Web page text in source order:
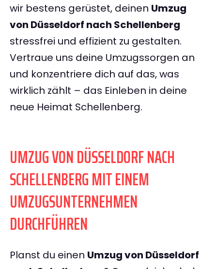
wir bestens gerüstet, deinen Umzug
von Düsseldorf nach Schellenberg
stressfrei und effizient zu gestalten.
Vertraue uns deine Umzugssorgen an
und konzentriere dich auf das, was
wirklich zählt – das Einleben in deine
neue Heimat Schellenberg.
UMZUG VON DÜSSELDORF NACH
SCHELLENBERG MIT EINEM
UMZUGSUNTERNEHMEN
DURCHFÜHREN
Planst du einen Umzug von Düsseldorf